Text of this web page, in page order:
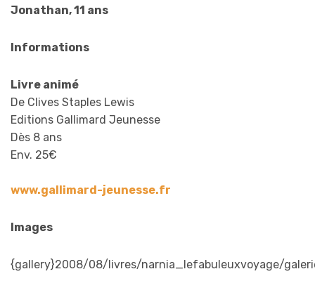
Jonathan, 11 ans
Informations
Livre animé
De Clives Staples Lewis
Editions Gallimard Jeunesse
Dès 8 ans
Env. 25€
www.gallimard-jeunesse.fr
Images
{gallery}2008/08/livres/narnia_lefabuleuxvoyage/